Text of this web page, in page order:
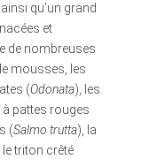
qu’un grand
et
de nombreuses
mousses, les
(Odonata), les
à pattes rouges
(Salmo trutta), la
le triton crêté